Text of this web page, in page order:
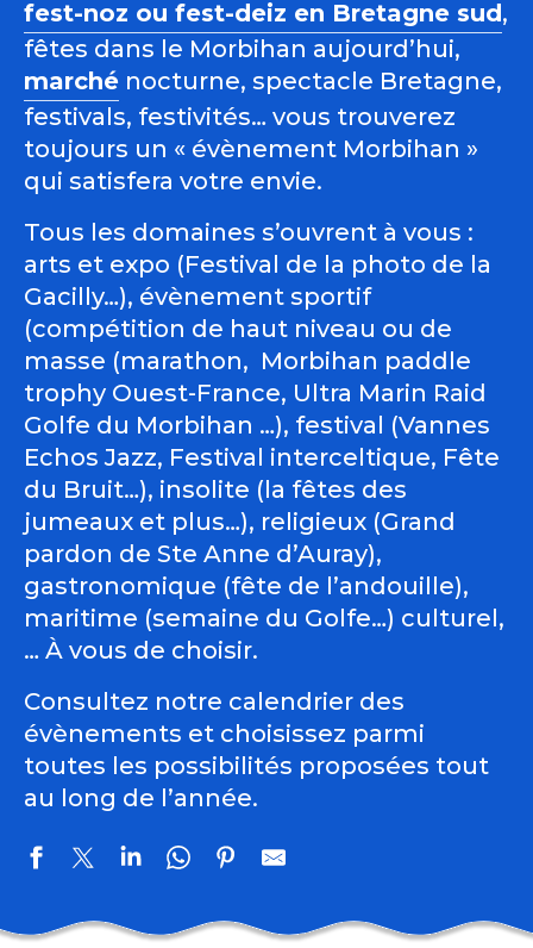
fest-noz ou fest-deiz en Bretagne sud,
fêtes dans le Morbihan aujourd’hui,
marché nocturne, spectacle Bretagne,
festivals, festivités… vous trouverez
toujours un « évènement Morbihan »
qui satisfera votre envie.
Tous les domaines s’ouvrent à vous :
arts et expo (Festival de la photo de la
Gacilly…), évènement sportif
(compétition de haut niveau ou de
masse (marathon, Morbihan paddle
trophy Ouest-France, Ultra Marin Raid
Golfe du Morbihan …), festival (Vannes
Echos Jazz, Festival interceltique, Fête
du Bruit…), insolite (la fêtes des
jumeaux et plus…), religieux (Grand
pardon de Ste Anne d’Auray),
gastronomique (fête de l’andouille),
maritime (semaine du Golfe…) culturel,
… À vous de choisir.
Consultez notre calendrier des
évènements et choisissez parmi
toutes les possibilités proposées tout
au long de l’année.